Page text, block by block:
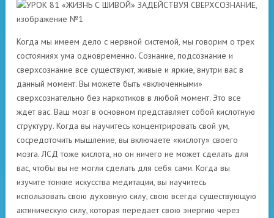
Когда мы имеем дело с нервной системой, мы говорим о трех
состояниях ума одновременно. Сознание, подсознание и
сверхсознание все существуют, живые и яркие, внутри вас в
данный момент. Вы можете быть «включенными»
сверхсознательно без наркотиков в любой момент. Это все
ждет вас. Ваш мозг в основном представляет собой кислотную
структуру. Когда вы научитесь концентрировать свой ум,
сосредоточить мышление, вы включаете «кислоту» своего
мозга. ЛСД тоже кислота, но он ничего не может сделать для
вас, чтобы вы не могли сделать для себя сами. Когда вы
изучите тонкие искусства медитации, вы научитесь
использовать свою духовную силу, свою всегда существующую
актиническую силу, которая передает свою энергию через